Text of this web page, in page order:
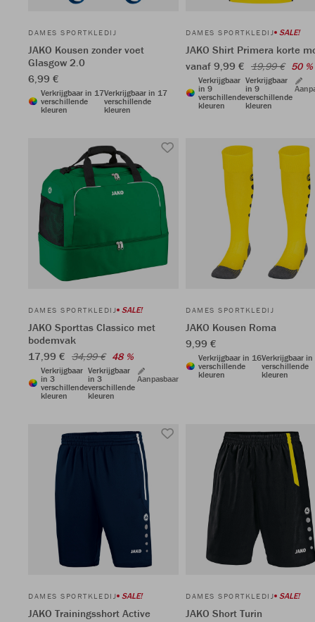
DAMES SPORTKLEDIJ
JAKO Kousen zonder voet
Glasgow 2.0
6,99 €
Verkrijgbaar in 17
verschillende
kleuren
Verkrijgbaar in 17
verschillende
kleuren
DAMES SPORTKLEDIJ SALE!
JAKO Shirt Primera korte
vanaf 9,99 € 19,99 € 50 %
Verkrijgbaar
in 9
verschillende
kleuren
Verkrijgbaar
in 9
verschillende
kleuren
DAMES SPORTKLEDIJ SALE!
JAKO Sporttas Classico met
bodemvak
17,99 € 34,99 € 48 %
Verkrijgbaar
in 3
verschillende
kleuren
Verkrijgbaar
in 3
verschillende
kleuren
Aanpasbaar
DAMES SPORTKLEDIJ
JAKO Kousen Roma
9,99 €
Verkrijgbaar in 16
verschillende
kleuren
Verkrijgbaar
verschillende
kleuren
DAMES SPORTKLEDIJ SALE!
JAKO Trainingsshort Active
DAMES SPORTKLEDIJ SALE!
JAKO Short Turin